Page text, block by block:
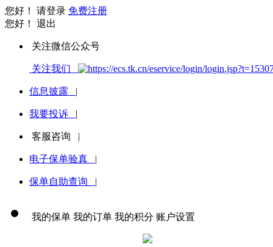
您好！ 请登录 免费注册
您好！ 退出
关注微信公众号
关注我们
信息披露 |
我要投诉 |
客服咨询 |
电子保单验真 |
保单自助查询 |
我的保单 我的订单 我的积分 账户设置